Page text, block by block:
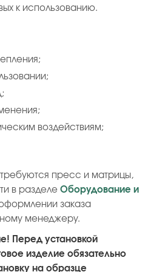
к использованию.
воздействиям;
пресс и матрицы,
в разделе Оборудование и
заказа
менеджеру.
Перед установкой
изделие обязательно
на образце